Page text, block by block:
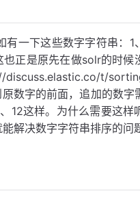
一下这些数字字符串：1
正是原先在做solr的时候
t/
数字的前面，追加的数字
12这样。为什么需要这样
解决数字字符串排序的问